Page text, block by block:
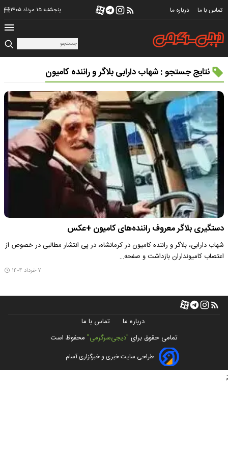
تماس با ما درباره ما پنجشنبه ۱۵ مرداد ۱۴۰۵
نتایج جستجو : شهاب دارابی بلاگر و راننده کامیون
دستگیری بلاگر معروف راننده‌های کامیون +عکس
شهاب دارابی، بلاگر و راننده کامیون در کرمانشاه، در پی انتشار مطالبی در خصوص از
۷ خرداد ۱۴۰۴
درباره ما
تماس با ما
تمامی حقوق برای "دیجی‌سرگرمی" محفوظ است
طراحی سایت خبری و خبرگزاری آسام
;